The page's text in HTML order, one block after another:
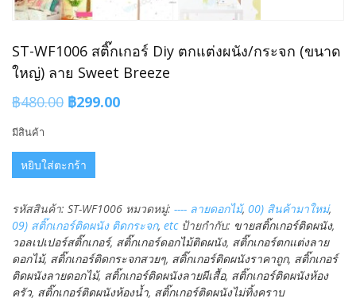
ST-WF1006 สติ๊กเกอร์ Diy ตกแต่งผนัง/กระจก (ขนาด
ใหญ่) ลาย Sweet Breeze
฿480.00 Original
฿480.00.
฿299.00Current
มีสินค้า
จำนวน
ST-
สติ๊กเกอร์
diy
ตกแต่ง
ผนัง/
กระจก
(ขนาด
หยิบใส่ตะกร้า
รหัสสินค้า: ST-WF1006 หมวดหมู่: ---- ลายดอกไม้, 00) สินค้ามาใหม่,
09) สติ๊กเกอร์ติดผนัง ติดกระจก, etc ป้ายกำกับ: ขายสติ๊กเกอร์ติดผนัง,
วอลเปเปอร์สติ๊กเกอร์, สติ๊กเกอร์ดอกไม้ติดผนัง, สติ๊กเกอร์ตกแต่งลาย
ดอกไม้, สติ๊กเกอร์ติดกระจกสวยๆ, สติ๊กเกอร์ติดผนังราคาถูก, สติ๊กเกอร์
ติดผนังลายดอกไม้, สติ๊กเกอร์ติดผนังลายผีเสื้อ, สติ๊กเกอร์ติดผนังห้อง
ครัว, สติ๊กเกอร์ติดผนังห้องน้ำ, สติ๊กเกอร์ติดผนังไม่ทิ้งคราบ